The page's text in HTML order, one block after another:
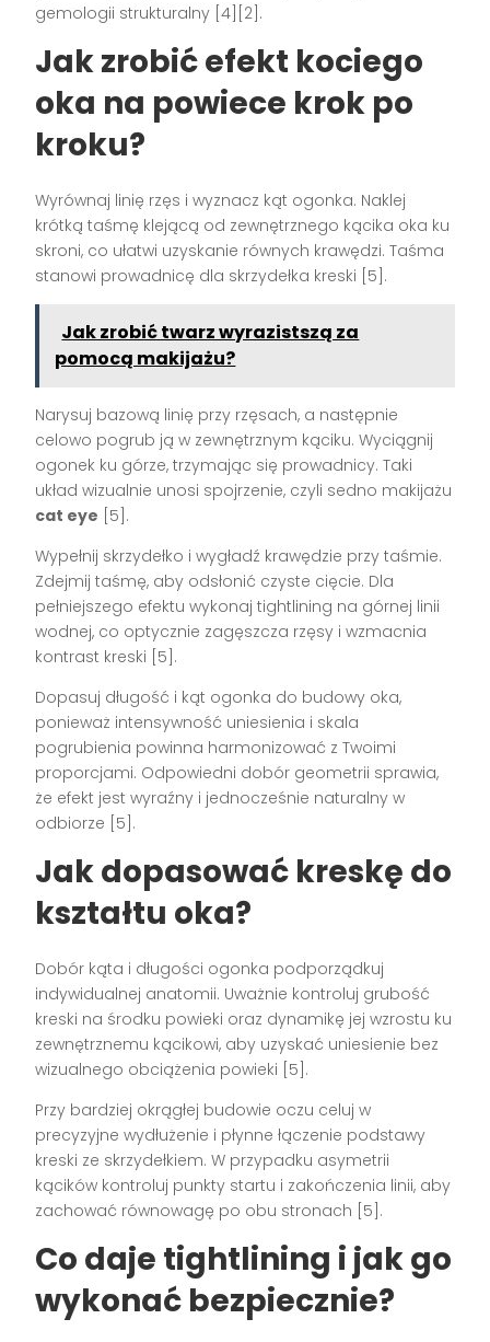
gemologii strukturalny [4][2].
Jak zrobić efekt kociego
oka na powiece krok po
kroku?
Wyrównaj linię rzęs i wyznacz kąt ogonka. Naklej
krótką taśmę klejącą od zewnętrznego kącika oka ku
skroni, co ułatwi uzyskanie równych krawędzi. Taśma
stanowi prowadnicę dla skrzydełka kreski [5].
Jak zrobić twarz wyrazistszą za
pomocą makijażu?
Narysuj bazową linię przy rzęsach, a następnie
celowo pogrub ją w zewnętrznym kąciku. Wyciągnij
ogonek ku górze, trzymając się prowadnicy. Taki
układ wizualnie unosi spojrzenie, czyli sedno makijażu
cat eye [5].
Wypełnij skrzydełko i wygładź krawędzie przy taśmie.
Zdejmij taśmę, aby odsłonić czyste cięcie. Dla
pełniejszego efektu wykonaj tightlining na górnej linii
wodnej, co optycznie zagęszcza rzęsy i wzmacnia
kontrast kreski [5].
Dopasuj długość i kąt ogonka do budowy oka,
ponieważ intensywność uniesienia i skala
pogrubienia powinna harmonizować z Twoimi
proporcjami. Odpowiedni dobór geometrii sprawia,
że efekt jest wyraźny i jednocześnie naturalny w
odbiorze [5].
Jak dopasować kreskę do
kształtu oka?
Dobór kąta i długości ogonka podporządkuj
indywidualnej anatomii. Uważnie kontroluj grubość
kreski na środku powieki oraz dynamikę jej wzrostu ku
zewnętrznemu kącikowi, aby uzyskać uniesienie bez
wizualnego obciążenia powieki [5].
Przy bardziej okrągłej budowie oczu celuj w
precyzyjne wydłużenie i płynne łączenie podstawy
kreski ze skrzydełkiem. W przypadku asymetrii
kącików kontroluj punkty startu i zakończenia linii, aby
zachować równowagę po obu stronach [5].
Co daje tightlining i jak go
wykonać bezpiecznie?